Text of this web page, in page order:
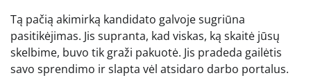
Tą pačią akimirką kandidato galvoje sugriūna
pasitikėjimas. Jis supranta, kad viskas, ką skaitė jūsų
skelbime, buvo tik graži pakuotė. Jis pradeda gailėtis
savo sprendimo ir slapta vėl atsidaro darbo portalus.